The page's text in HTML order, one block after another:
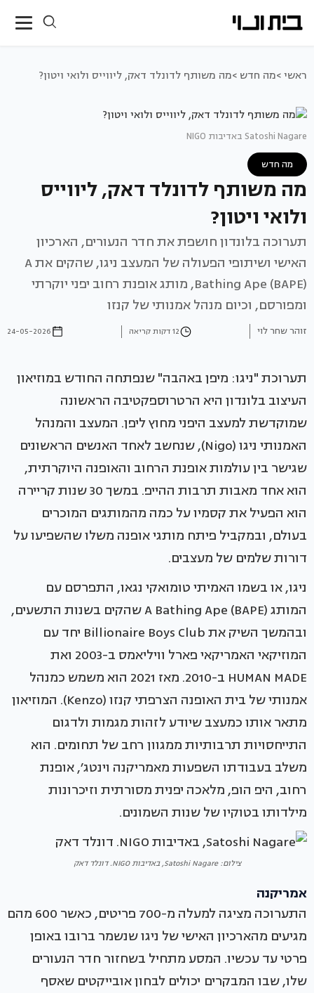
ראשי >מה חדש >מה משותף לדונלד דאק, ליווייס ולואי ויטון?
Satoshi Nagare באדיבות NIGO
מה חדש
מה משותף לדונלד דאק, ליווייס
ולואי ויטון?
תערוכה בלונדון חושפת את חדר הנעורים, הארכיון
האישי ושיתופי הפעולה של המעצב ניגו, שהקים את A
Bathing Ape (BAPE), מותג אופנת רחוב יפני יוקרתי
ומפורסם, וכיום מנהל אמנותי של קנזו
זוהר שחר לוי 12 דקות קריאה 24-05-2026
תערוכת "ניגו: מיפן באהבה" שנפתחה החודש במוזיאון
העיצוב בלונדון היא הרטרוספקטיבה הראשונה
שמוקדשת למעצב היפני מחוץ ליפן. המעצב והמנהל
האמנותי ניגו (Nigo), שנחשב לאחד האנשים הראשונים
שגישר בין עולמות אופנת הרחוב והאופנה היוקרתית,
הוא אחד מאבות תרבות ההייפ. במשך 30 שנות קריירה
הוא הפעיל את קסמיו על כמה מהמותגים המוכרים
בעולם, ובמקביל פיתח מותגי אופנה משלו שהשפיעו על
דורות שלמים של מעצבים.
ניגו, או בשמו האמיתי טומואקי נגאו, התפרסם עם
המותג A Bathing Ape (BAPE) שהקים בשנות התשעים,
ובהמשך השיק את Billionaire Boys Club יחד עם
המוזיקאי האמריקאי פארל וויליאמס ב-2003 ואת
HUMAN MADE ב-2010. מאז 2021 הוא משמש כמנהל
אמנותי של בית האופנה הצרפתי קנזו (Kenzo). המוזיאון
מתאר אותו כמעצב שיודע לזהות מגמות ולדגום
התייחסויות תרבותיות ממגוון רחב של תחומים. הוא
משלב בעבודתו השפעות מאמריקנה וינטג׳, אופנת
רחוב, היפ הופ, מלאכה יפנית מסורתית וזיכרונות
מילדותו בטוקיו של שנות השמונים.
צילום: Satoshi Nagare, באדיבות NIGO. דונלד דאק
אמריקנה
התערוכה מציגה למעלה מ-700 פריטים, כאשר 600 מהם
מגיעים מהארכיון האישי של ניגו שנשמר ברובו באופן
פרטי עד עכשיו. המסע מתחיל בשחזור חדר הנעורים
שלו, שבו המבקרים יכולים לבחון אובייקטים שאסף